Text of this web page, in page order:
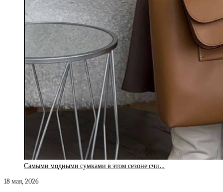
Самыми модными сумками в этом сезоне счи…
18 мая, 2026